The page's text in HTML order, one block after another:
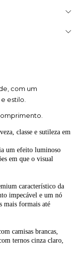
com um
estilo.
classe e sutileza em
um efeito luminoso
em que o visual
característico da
impecável e um nó
mais formais até
camisas brancas,
ternos cinza claro,